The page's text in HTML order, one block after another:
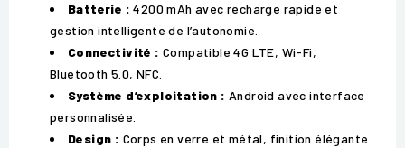
Batterie : 4200 mAh avec recharge rapide et
gestion intelligente de l’autonomie.
Connectivité : Compatible 4G LTE, Wi-Fi,
Bluetooth 5.0, NFC.
Système d’exploitation : Android avec interface
personnalisée.
Design : Corps en verre et métal, finition élégante